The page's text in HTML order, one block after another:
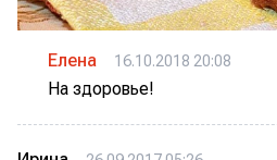
Елена 16.10.2018 20:08
На здоровье!